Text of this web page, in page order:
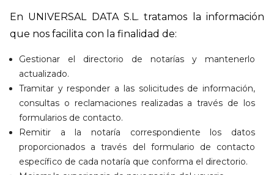
En UNIVERSAL DATA S.L. tratamos la información
que nos facilita con la finalidad de:
Gestionar el directorio de notarías y mantenerlo
actualizado.
Tramitar y responder a las solicitudes de información,
consultas o reclamaciones realizadas a través de los
formularios de contacto.
Remitir a la notaría correspondiente los datos
proporcionados a través del formulario de contacto
específico de cada notaría que conforma el directorio.